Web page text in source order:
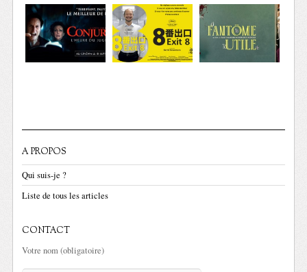
A PROPOS
Qui suis-je ?
Liste de tous les articles
CONTACT
Votre nom (obligatoire)